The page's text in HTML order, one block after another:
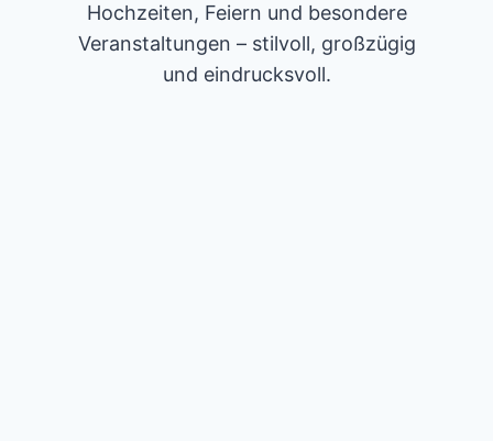
Hochzeiten, Feiern und besondere
Veranstaltungen – stilvoll, großzügig
und eindrucksvoll.